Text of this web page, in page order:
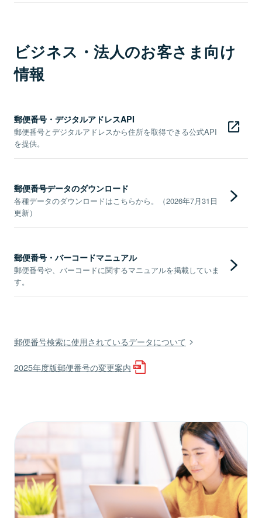
ビジネス・法人のお客さま向け
情報
郵便番号・デジタルアドレスAPI
郵便番号とデジタルアドレスから住所を取得できる公式API
を提供。
郵便番号データのダウンロード
各種データのダウンロードはこちらから。（2026年7月31日
更新）
郵便番号・バーコードマニュアル
郵便番号や、バーコードに関するマニュアルを掲載していま
す。
郵便番号検索に使用されているデータについて
2025年度版郵便番号の変更案内